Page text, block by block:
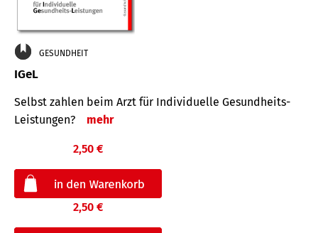
GESUNDHEIT
IGeL
Selbst zahlen beim Arzt für Indi­vidu­elle Gesund­heits-
Leis­tungen?
mehr
2,50 €
2,50 €